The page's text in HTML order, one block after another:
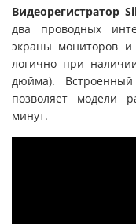
Видеорегистратор
два проводных
экраны мониторов и
логично при
дюйма).
позволяет модели
минут.